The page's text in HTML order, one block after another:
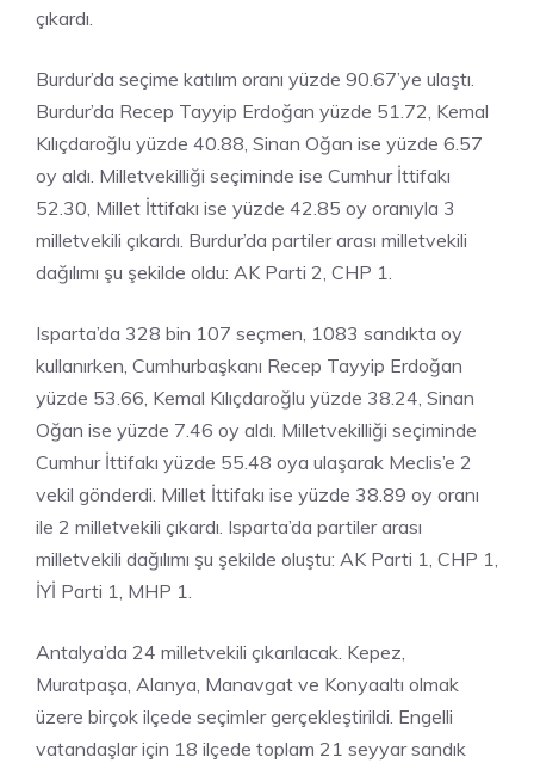
çıkardı.
Burdur’da seçime katılım oranı yüzde 90.67’ye ulaştı.
Burdur’da Recep Tayyip Erdoğan yüzde 51.72, Kemal
Kılıçdaroğlu yüzde 40.88, Sinan Oğan ise yüzde 6.57
oy aldı. Milletvekilliği seçiminde ise Cumhur İttifakı
52.30, Millet İttifakı ise yüzde 42.85 oy oranıyla 3
milletvekili çıkardı. Burdur’da partiler arası milletvekili
dağılımı şu şekilde oldu: AK Parti 2, CHP 1.
Isparta’da 328 bin 107 seçmen, 1083 sandıkta oy
kullanırken, Cumhurbaşkanı Recep Tayyip Erdoğan
yüzde 53.66, Kemal Kılıçdaroğlu yüzde 38.24, Sinan
Oğan ise yüzde 7.46 oy aldı. Milletvekilliği seçiminde
Cumhur İttifakı yüzde 55.48 oya ulaşarak Meclis’e 2
vekil gönderdi. Millet İttifakı ise yüzde 38.89 oy oranı
ile 2 milletvekili çıkardı. Isparta’da partiler arası
milletvekili dağılımı şu şekilde oluştu: AK Parti 1, CHP 1,
İYİ Parti 1, MHP 1.
Antalya’da 24 milletvekili çıkarılacak. Kepez,
Muratpaşa, Alanya, Manavgat ve Konyaaltı olmak
üzere birçok ilçede seçimler gerçekleştirildi. Engelli
vatandaşlar için 18 ilçede toplam 21 seyyar sandık